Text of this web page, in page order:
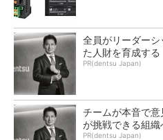
全員がリーダー
た人財を育成する
PR(dentsu Japan)
チームが本音で
が挑戦できる組織
PR(dentsu Japan)